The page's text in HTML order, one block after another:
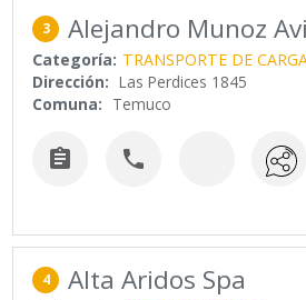
3 Alejandro Munoz
Categoría: TRANSPORTE DE
Dirección: Las Perdices 1845
Comuna: Temuco
 
4 Alta Aridos Spa